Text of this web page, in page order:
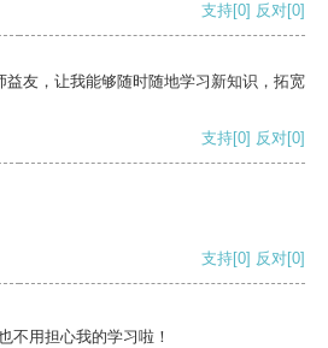
支持[0] 反对[0]
益友，让我能够随时随地学习新知识，拓宽
支持[0] 反对[0]
支持[0] 反对[0]
不用担心我的学习啦！